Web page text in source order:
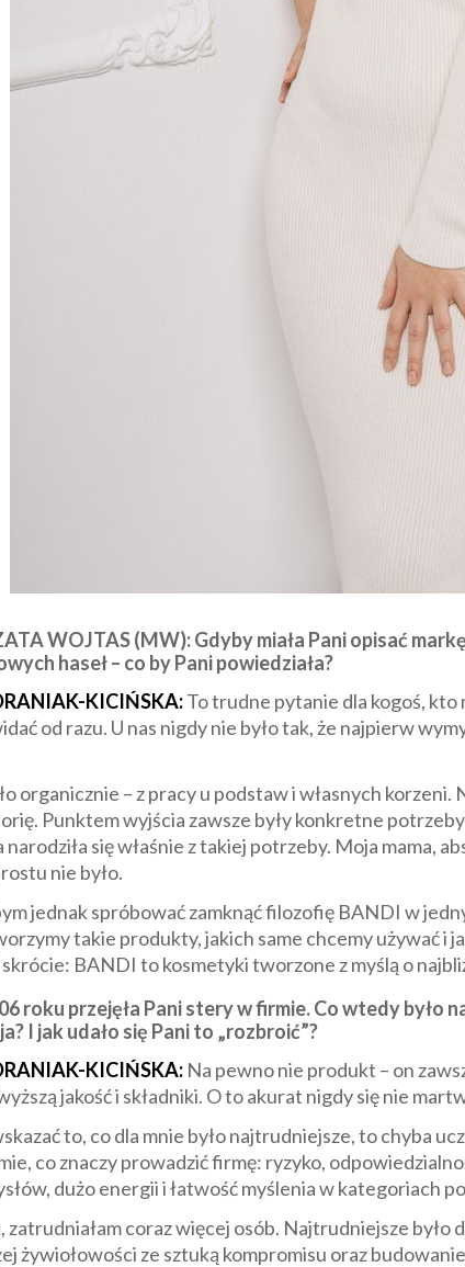
WOJTAS (MW):Gdyby miała Pani opisać
haseł – co by Pani powiedziała?
KICIŃSKA:To trudne pytanie dla kogoś, kto
od razu. U nas nigdy nie było tak, że najpierw
organicznie – z pracy u podstaw i własnych
Punktem wyjścia zawsze były konkretne
narodziła się właśnie z takiej potrzeby. Moja mama,
nie było.
jednak spróbować zamknąć filozofię BANDI w
takie produkty, jakich same chcemy używać i
skrócie: BANDI to kosmetyki tworzone z myślą o
roku przejęła Pani stery w firmie. Co wtedy
I jak udało się Pani to „rozbroić”?
KICIŃSKA: Na pewno nie produkt – on
jakość i składniki. O to akurat nigdy się nie
to, co dla mnie było najtrudniejsze, to chyba
co znaczy prowadzić firmę: ryzyko,
dużo energii i łatwość myślenia w kategoriach
zatrudniałam coraz więcej osób. Najtrudniejsze
żywiołowości ze sztuką kompromisu oraz